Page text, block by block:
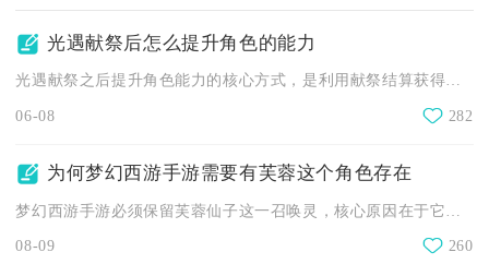
光遇献祭后怎么提升角色的能力
光遇献祭之后提升角色能力的核心方式，是利用献祭结算获得的升华...
06-08 282
为何梦幻西游手游需要有芙蓉这个角色存在
08-09 260